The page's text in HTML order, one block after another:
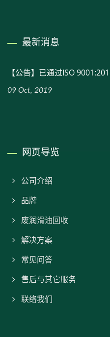
最新消息
【公告】已通过ISO
09 Oct, 2019
网页导览
公司介绍
品牌
废润​​滑油回收
解决方案
常见问答
售后与其它服务
联络我们